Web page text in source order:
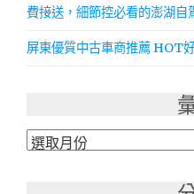
費接送，細節控必看的澎湖自
屏東優質中古車商推薦 HOT
彙